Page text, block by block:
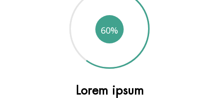
60
Lorem ipsum